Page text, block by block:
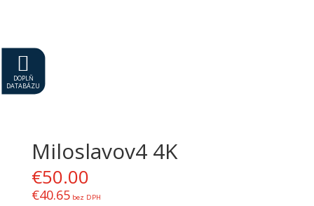

DOPLŇ
DATABÁZU
Miloslavov4 4K
€50.00
€40.65bez DPH